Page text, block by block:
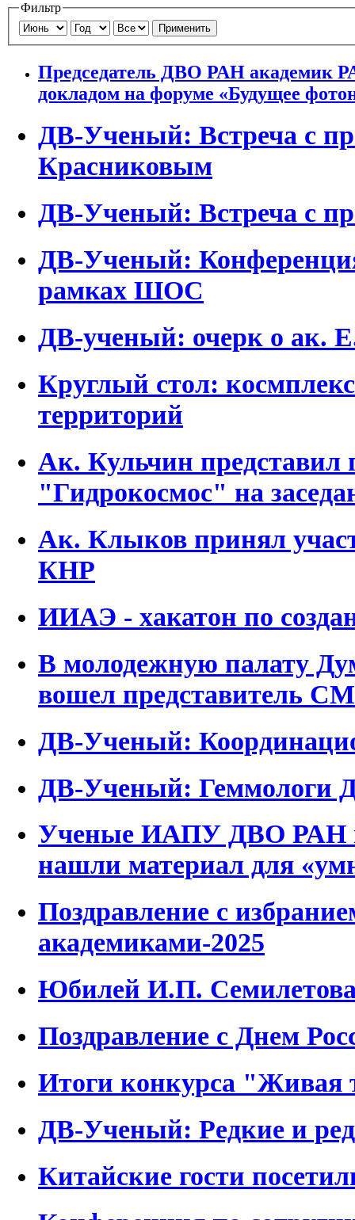
Фильтр
Применить
Председатель ДВО РАН академик
докладом на форуме «Будущее
ДВ-Ученый: Встреча с
Красниковым
ДВ-Ученый: Встреча с
ДВ-Ученый:
рамках ШОС
ДВ-ученый: очерк о ак.
Круглый стол:
территорий
Ак. Кульчин представил
"Гидрокосмос" на
Ак. Клыков принял
КНР
ИИАЭ - хакатон по
В молодежную палату
вошел представитель
ДВ-Ученый:
ДВ-Ученый:
Ученые ИАПУ ДВО РАН
нашли материал для
Поздравление с
академиками-2025
Юбилей И.П.
Поздравление с Днем
Итоги конкурса "Живая
ДВ-Ученый: Редкие и
Китайские гости